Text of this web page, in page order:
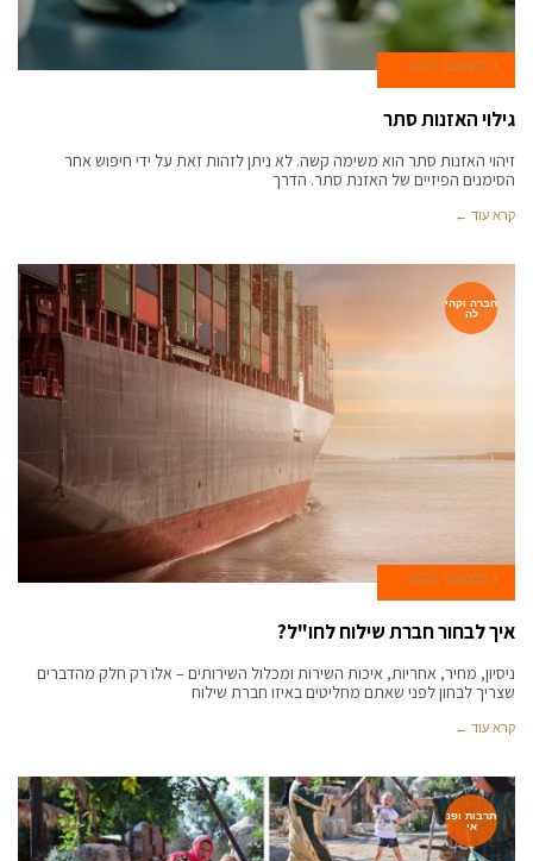
1 בדצמבר 2022
גילוי האזנות סתר
זיהוי האזנות סתר הוא משימה קשה. לא ניתן לזהות זאת על ידי חיפוש אחר
הסימנים הפיזיים של האזנת סתר. הדרך
קרא עוד ←
חברה וקהי
לה
1 בדצמבר 2022
איך לבחור חברת שילוח לחו"ל?
ניסיון, מחיר, אחריות, איכות השירות ומכלול השירותים – אלו רק חלק מהדברים
שצריך לבחון לפני שאתם מחליטים באיזו חברת שילוח
קרא עוד ←
תרבות ופנ
אי